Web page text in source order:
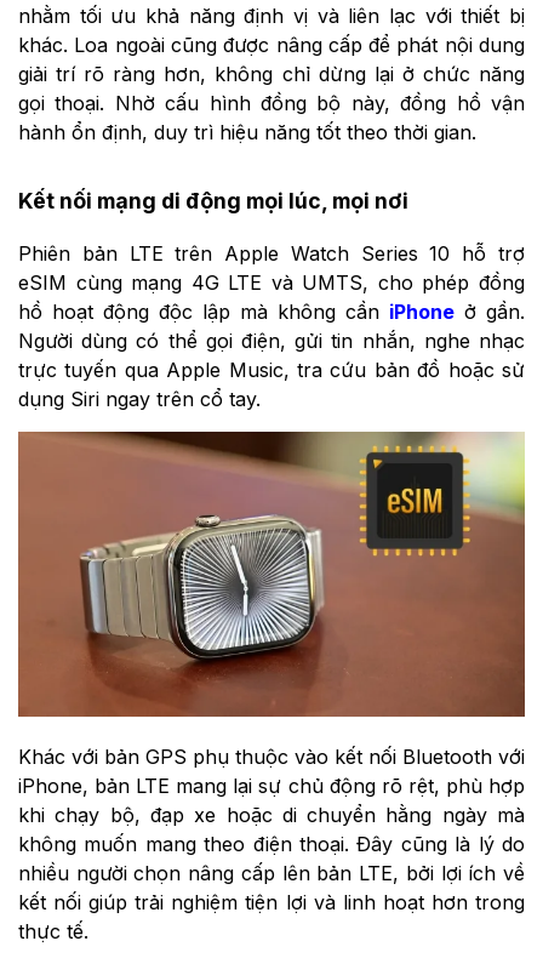
nhằm tối ưu khả năng định vị và liên lạc với thiết bị
khác. Loa ngoài cũng được nâng cấp để phát nội dung
giải trí rõ ràng hơn, không chỉ dừng lại ở chức năng
gọi thoại. Nhờ cấu hình đồng bộ này, đồng hồ vận
hành ổn định, duy trì hiệu năng tốt theo thời gian.
Kết nối mạng di động mọi lúc, mọi nơi
Phiên bản LTE trên Apple Watch Series 10 hỗ trợ
eSIM cùng mạng 4G LTE và UMTS, cho phép đồng
hồ hoạt động độc lập mà không cần iPhone ở gần.
Người dùng có thể gọi điện, gửi tin nhắn, nghe nhạc
trực tuyến qua Apple Music, tra cứu bản đồ hoặc sử
dụng Siri ngay trên cổ tay.
Khác với bản GPS phụ thuộc vào kết nối Bluetooth với
iPhone, bản LTE mang lại sự chủ động rõ rệt, phù hợp
khi chạy bộ, đạp xe hoặc di chuyển hằng ngày mà
không muốn mang theo điện thoại. Đây cũng là lý do
nhiều người chọn nâng cấp lên bản LTE, bởi lợi ích về
kết nối giúp trải nghiệm tiện lợi và linh hoạt hơn trong
thực tế.